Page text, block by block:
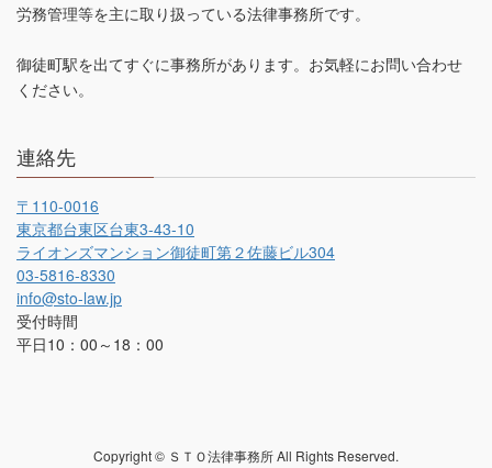
労務管理等を主に取り扱っている法律事務所です。
御徒町駅を出てすぐに事務所があります。お気軽にお問い合わせ
ください。
連絡先
〒110-0016
東京都台東区台東3-43-10
ライオンズマンション御徒町第２佐藤ビル304
03-5816-8330
info@sto-law.jp
受付時間
平日10：00～18：00
Copyright © ＳＴＯ法律事務所 All Rights Reserved.